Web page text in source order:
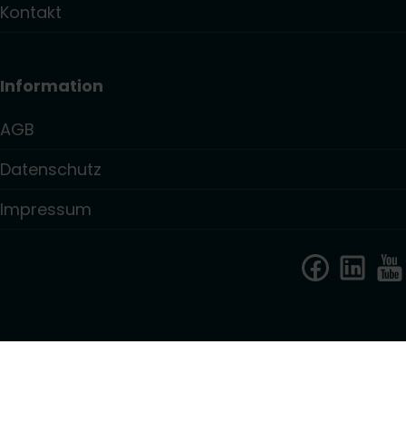
Kontakt
Information
AGB
Datenschutz
Impressum